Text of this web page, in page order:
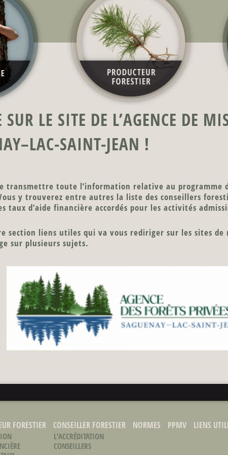
LE SITE DE L’AGENCE DE
SAINT-JEAN !
transmettre toute l’information relative au programme
y trouverez entre autres la liste des conseillers
taux d’aide financière accordés pour les activités
section liens utiles qui va vous rediriger sur les sites de
sur plusieurs sujets.
FORESTIER CONSEILLER FORESTIER
L’ACCRÉDITATION
CONSEILLERS
NORMES PPMV LIENS